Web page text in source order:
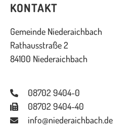
KONTAKT
Gemeinde Niederaichbach
Rathausstraße 2
84100 Niederaichbach
08702 9404-0
08702 9404-40
info@niederaichbach.de